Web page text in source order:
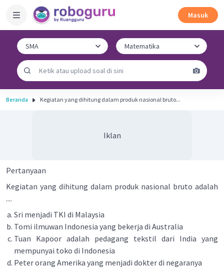
Masuk
Beranda Kegiatan yang dihitung dalam produk nasional bruto...
Iklan
Pertanyaan
Kegiatan yang dihitung dalam produk nasional bruto adalah
....
Sri menjadi TKI di Malaysia
Tomi ilmuwan Indonesia yang bekerja di Australia
Tuan Kapoor adalah pedagang tekstil dari India yang
mempunyai toko di Indonesia
Peter orang Amerika yang menjadi dokter di negaranya